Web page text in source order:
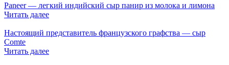
Paneer — легкий индийский сыр панир из молока и лимона
Читать далее
Настоящий представитель французского графства — сыр
Comte
Читать далее